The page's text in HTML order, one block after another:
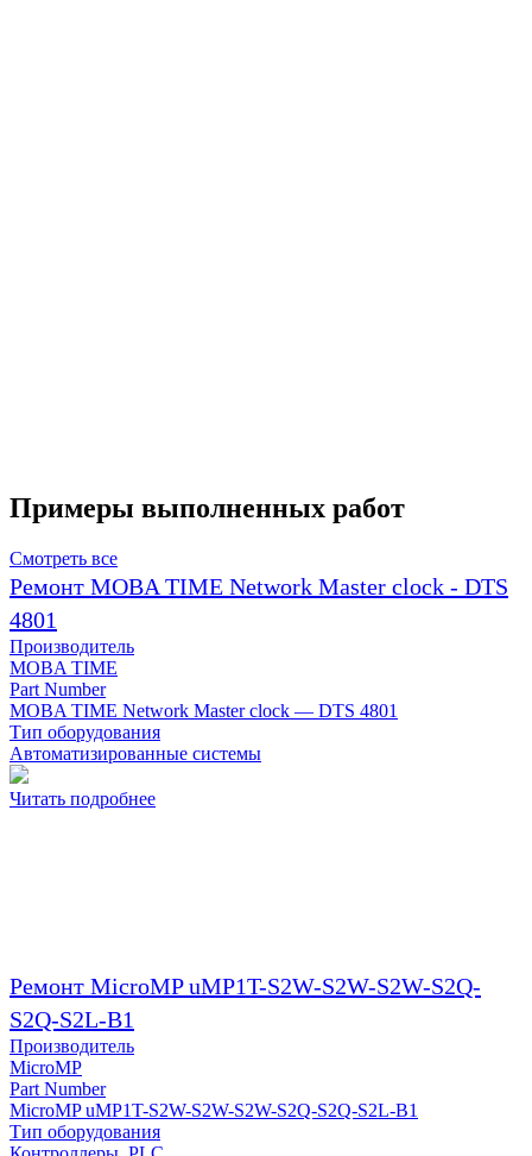
Примеры выполненных работ
Смотреть все
Ремонт MOBA TIME Network Master clock - DTS
4801
Производитель
MOBA TIME
Part Number
MOBA TIME Network Master clock — DTS 4801
Тип оборудования
Автоматизированные системы
Читать подробнее
Ремонт MicroMP uMP1T-S2W-S2W-S2W-S2Q-
S2Q-S2L-B1
Производитель
MicroMP
Part Number
MicroMP uMP1T-S2W-S2W-S2W-S2Q-S2Q-S2L-B1
Тип оборудования